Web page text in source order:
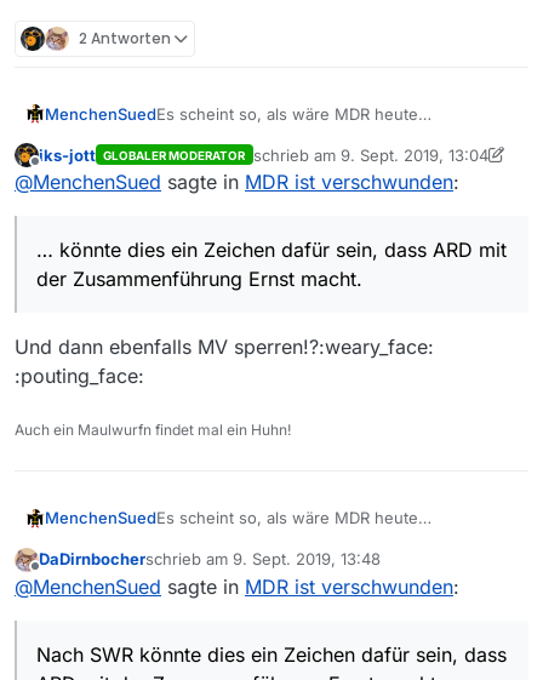
2 Antworten
MenchenSuedEs scheint so, als wäre MDR heute
Einträge unter MDR kamen. Nach SWR könnte
dies ein Zeichen dafür sein, dass ARD mit der
Sendungen fehlen, ich habe bisher alles unter
ARD wiederfinden können.
Offline
iks-jott GLOBALER MODERATOR schrieb am 9. Sept. 2019, 13:04
zuletzt editiert von iks-jott 9. Sept.
@MenchenSued sagte in MDR ist verschwunden:
… könnte dies ein Zeichen dafür sein, dass ARD mit
der Zusammenführung Ernst macht.
Und dann ebenfalls MV sperren!?:weary_face:
:pouting_face:
Auch ein Maulwurfn findet mal ein Huhn!
MenchenSuedEs scheint so, als wäre MDR heute
Einträge unter MDR kamen. Nach SWR könnte
dies ein Zeichen dafür sein, dass ARD mit der
Sendungen fehlen, ich habe bisher alles unter
Offline
DaDirnbocherschrieb am 9. Sept. 2019, 13:48
zuletzt editiert von
@MenchenSued sagte in MDR ist verschwunden:
Nach SWR könnte dies ein Zeichen dafür sein, dass